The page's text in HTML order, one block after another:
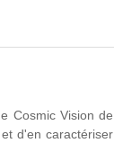
Cosmic Vision de
d'en caractériser